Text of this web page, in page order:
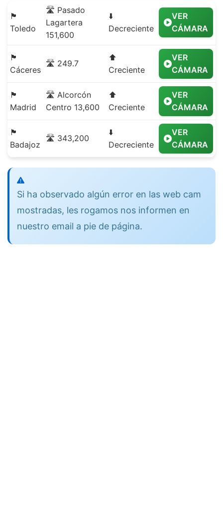
🏴
Toledo
🛣️ Pasado
Lagartera
151,600
⬇️
Decreciente
VER
CÁMARA
🏴
Cáceres
🛣️ 249.7
⬆️
Creciente
VER
CÁMARA
🏴
Madrid
🛣️ Alcorcón
Centro 13,600
⬆️
Creciente
VER
CÁMARA
🏴
Badajoz
🛣️ 343,200
⬇️
Decreciente
VER
CÁMARA
Si ha observado algún error en las web cam
mostradas, les rogamos nos informen en
nuestro email a pie de página.